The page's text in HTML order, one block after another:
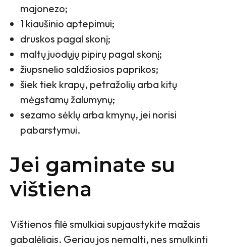
majonezo;
1 kiaušinio aptepimui;
druskos pagal skonį;
maltų juodųjų pipirų pagal skonį;
žiupsnelio saldžiosios paprikos;
šiek tiek krapų, petražolių arba kitų
mėgstamų žalumynų;
sezamo sėklų arba kmynų, jei norisi
pabarstymui.
Jei gaminate su
vištiena
Vištienos filė smulkiai supjaustykite mažais
gabalėliais. Geriau jos nemalti, nes smulkinti